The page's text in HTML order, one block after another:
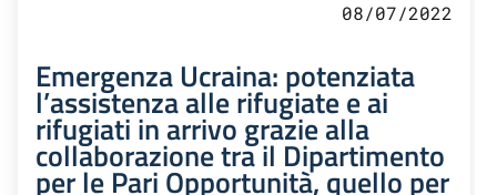
08/07/2022
Emergenza Ucraina: potenziata
l’assistenza alle rifugiate e ai
rifugiati in arrivo grazie alla
collaborazione tra il Dipartimento
per le Pari Opportunità, quello per